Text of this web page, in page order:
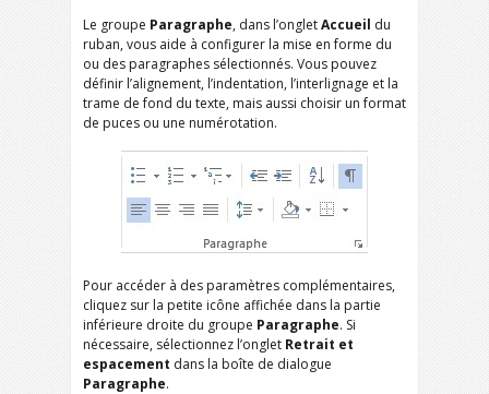
Le groupe Paragraphe, dans l’ongletAccueil du
ruban, vous aide à configurer la mise en forme du
ou des paragraphes sélectionnés. Vous pouvez
définir l’alignement, l’indentation, l’interlignage et la
trame de fond du texte, mais aussi choisir un format
de puces ou une numérotation.
Pour accéder à des paramètres complémentaires,
cliquez sur la petite icône affichée dans la partie
inférieure droite du groupe Paragraphe. Si
nécessaire, sélectionnez l’onglet Retrait et
espacement dans la boîte de dialogue
Paragraphe.